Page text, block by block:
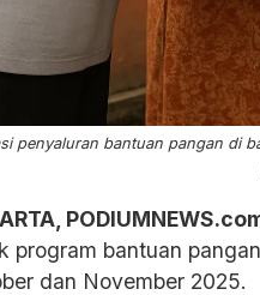
penyaluran bantuan pangan di
program bantuan
dan November 2025.